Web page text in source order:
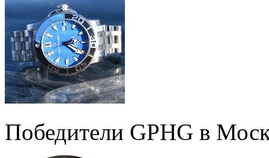
Победители GPHG в